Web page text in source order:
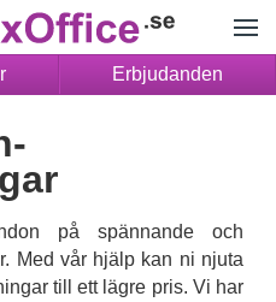
Erbjudanden
på spännande och
Med vår hjälp kan ni njuta
till ett lägre pris. Vi har